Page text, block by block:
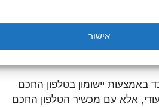
אישור
הניידות של בעלי התפקידים
באמצעות יישומון בטלפון החכם
אלא עם מכשיר הטלפון החכם